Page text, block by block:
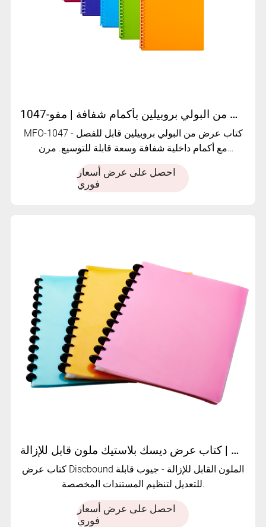
كتاب عرض قابل للفصل من البولي بروبيلين بأكمام شفافة | مفو-1047
MFO-1047 - كتاب عرض من البولي بروبيلين قابل للفصل
مع أكمام داخلية شفافة وسعة قابلة للتوسيع. مرن
احصل على عرض أسعار
فوري
كتاب عرض ديسك بلاستيك ملون قابل للإزالة | MFO-1046
كتاب عرض Discbound الملون القابل للإزالة - جيوب قابلة
للتعديل لتنظيم المستندات المخصصة.
احصل على عرض أسعار
فوري